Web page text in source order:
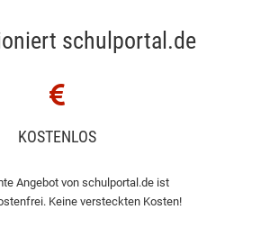
schulportal.de
KOSTENLOS
Angebot von schulportal.de ist
Keine versteckten Kosten!